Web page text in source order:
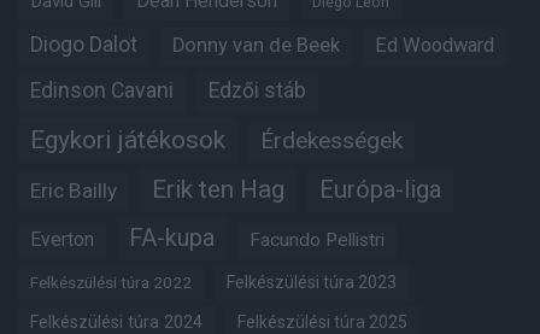
Diogo Dalot Donny van de Beek Ed Woodward
Edinson Cavani Edzői stáb
Egykori játékosok Érdekességek
Eric Bailly Erik ten Hag Európa-liga
Everton FA-kupa Facundo Pellistri
Felkészülési túra 2022 Felkészülési túra 2023
Felkészülési túra 2024 Felkészülési túra 2025